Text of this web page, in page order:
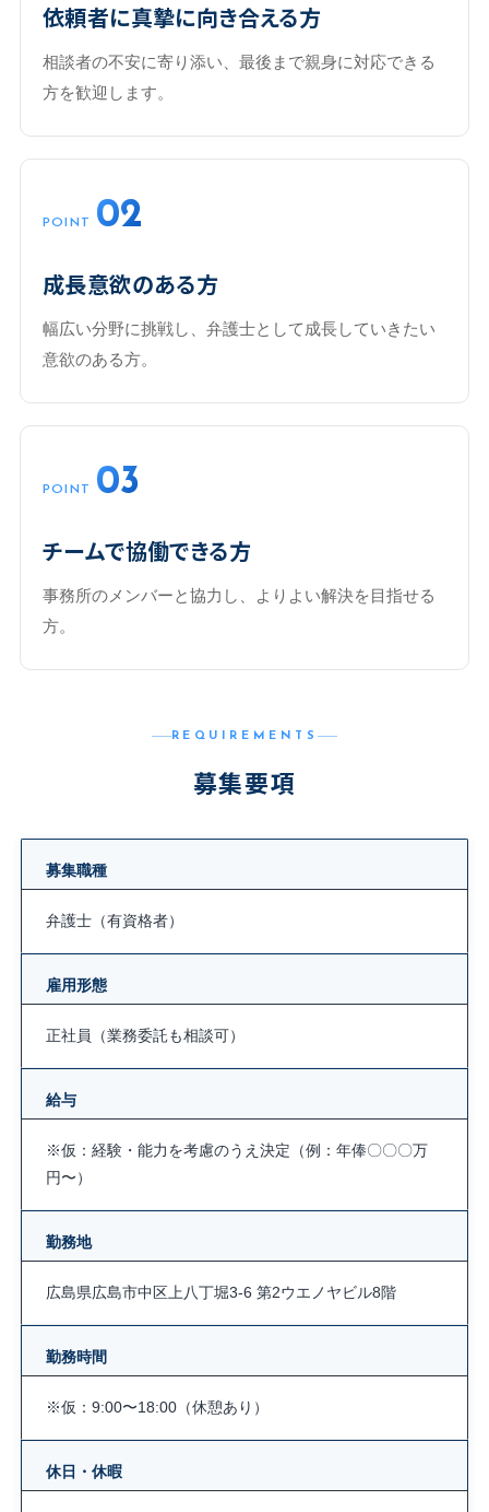
依頼者に真摯に向き合える方
相談者の不安に寄り添い、最後まで親身に対応できる
方を歓迎します。
POINT 02
成長意欲のある方
幅広い分野に挑戦し、弁護士として成長していきたい
意欲のある方。
POINT 03
チームで協働できる方
事務所のメンバーと協力し、よりよい解決を目指せる
方。
REQUIREMENTS
募集要項
募集職種
弁護士（有資格者）
雇用形態
正社員（業務委託も相談可）
給与
※仮：経験・能力を考慮のうえ決定（例：年俸〇〇〇万
円〜）
勤務地
広島県広島市中区上八丁堀3-6 第2ウエノヤビル8階
勤務時間
※仮：9:00〜18:00（休憩あり）
休日・休暇